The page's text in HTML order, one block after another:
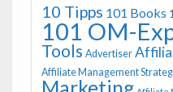
10 Tipps 101 Books
101 OM-
Tools Advertiser
Affiliate Management